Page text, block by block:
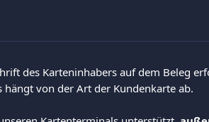
des Karteninhabers auf dem Beleg
hängt von der Art der Kundenkarte ab.